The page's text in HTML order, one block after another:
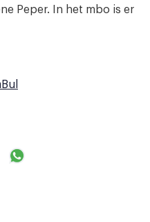
Peper. In het mbo is er